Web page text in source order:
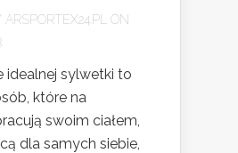
ARSPORTEX24.PL
ON
idealnej sylwetki to
które na
swoim ciałem,
dla samych siebie,